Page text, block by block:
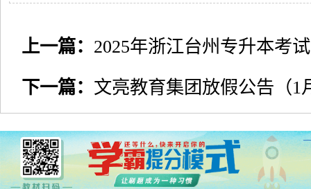
上一篇： 2025年浙江台州专升本考
下一篇： 文亮教育集团放假公告（1